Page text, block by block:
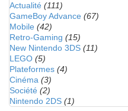
Actualité (111)
GameBoy Advance (67)
Mobile (42)
Retro-Gaming (15)
New Nintendo 3DS (11)
LEGO (5)
Plateformes (4)
Cinéma (3)
Société (2)
Nintendo 2DS (1)